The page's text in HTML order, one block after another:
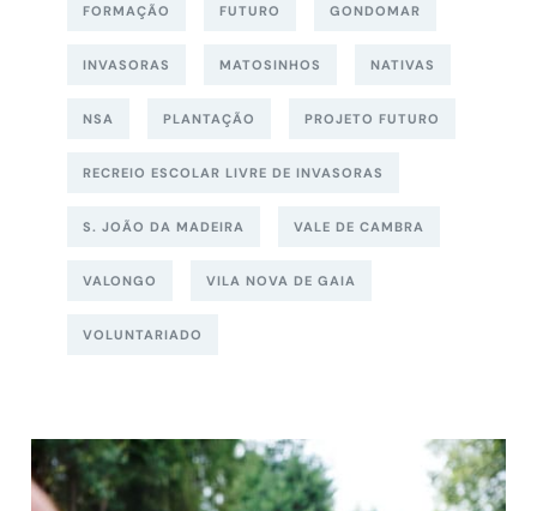
FORMAÇÃO FUTURO GONDOMAR
INVASORAS MATOSINHOS NATIVAS
NSA PLANTAÇÃO PROJETO FUTURO
RECREIO ESCOLAR LIVRE DE INVASORAS
S. JOÃO DA MADEIRA VALE DE CAMBRA
VALONGO VILA NOVA DE GAIA
VOLUNTARIADO